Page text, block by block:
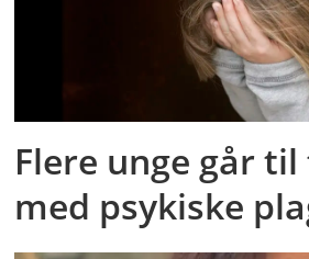
Flere unge går
med psykiske